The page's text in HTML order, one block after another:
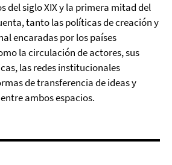
del siglo XIX y la primera mitad del
tanto las políticas de creación y
encaradas por los países
la circulación de actores, sus
las redes institucionales
de transferencia de ideas y
ambos espacios.